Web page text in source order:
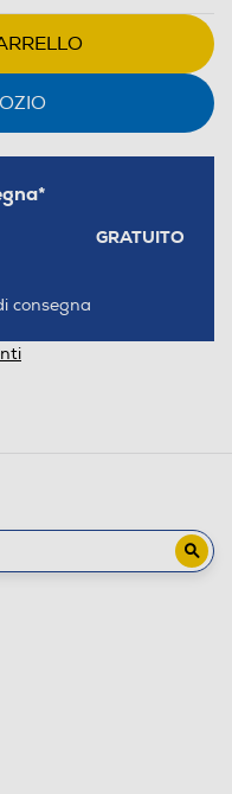
GRATUITO
consegna